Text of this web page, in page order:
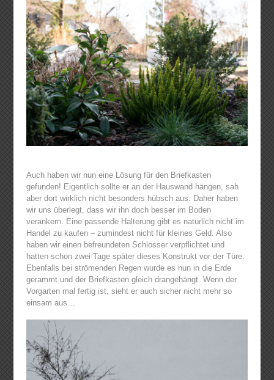
Auch haben wir nun eine Lösung für den Briefkasten
gefunden! Eigentlich sollte er an der Hauswand hängen, sah
aber dort wirklich nicht besonders hübsch aus. Daher haben
wir uns überlegt, dass wir ihn doch besser im Boden
verankern. Eine passende Halterung gibt es natürlich nicht im
Handel zu kaufen – zumindest nicht für kleines Geld. Also
haben wir einen befreundeten Schlosser verpflichtet und
hatten schon zwei Tage später dieses Konstrukt vor der Türe.
Ebenfalls bei strömenden Regen wurde es nun in die Erde
gerammt und der Briefkasten gleich drangehängt. Wenn der
Vorgarten mal fertig ist, sieht er auch sicher nicht mehr so
einsam aus…